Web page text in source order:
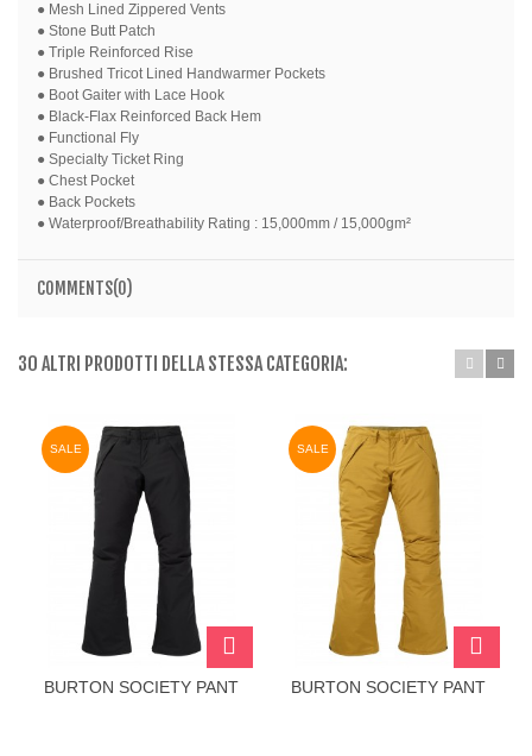
● Mesh Lined Zippered Vents
● Stone Butt Patch
● Triple Reinforced Rise
● Brushed Tricot Lined Handwarmer Pockets
● Boot Gaiter with Lace Hook
● Black-Flax Reinforced Back Hem
● Functional Fly
● Specialty Ticket Ring
● Chest Pocket
● Back Pockets
● Waterproof/Breathability Rating : 15,000mm / 15,000gm²
COMMENTS(0)
30 ALTRI PRODOTTI DELLA STESSA CATEGORIA:
SALE
BURTON SOCIETY PANT
SALE
BURTON SOCIETY PANT